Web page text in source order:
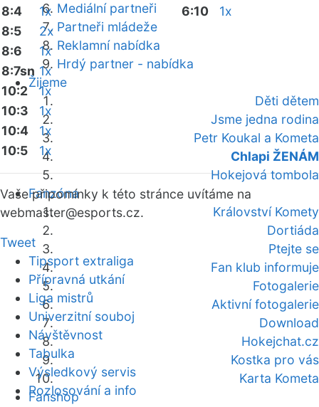
Mediální partneři
Partneři mládeže
Reklamní nabídka
Hrdý partner - nabídka
Žijeme
Děti dětem
Jsme jedna rodina
Petr Koukal a Kometa
Chlapi ŽENÁM
Hokejová tombola
Fanzóna
Království Komety
Dortiáda
Ptejte se
Fan klub informuje
Fotogalerie
Aktivní fotogalerie
Download
Hokejchat.cz
Kostka pro vás
Karta Kometa
Fanshop
8:4
1x
8:5
2x
8:6
1x
8:7sn 1x
10:2
1x
10:3
1x
10:4
1x
10:5
1x
6:10
1x
Vaše připomínky k této stránce uvítáme na
webmaster@esports.cz.
Tweet
Tipsport extraliga
Přípravná utkání
Liga mistrů
Univerzitní souboj
Návštěvnost
Tabulka
Výsledkový servis
Rozlosování a info